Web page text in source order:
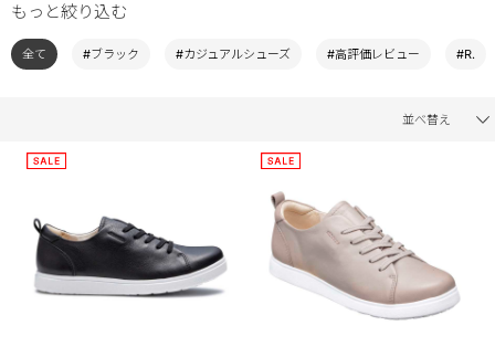
もっと絞り込む
全て #ブラック #カジュアルシューズ #高評価レビュー #R.
並べ替え